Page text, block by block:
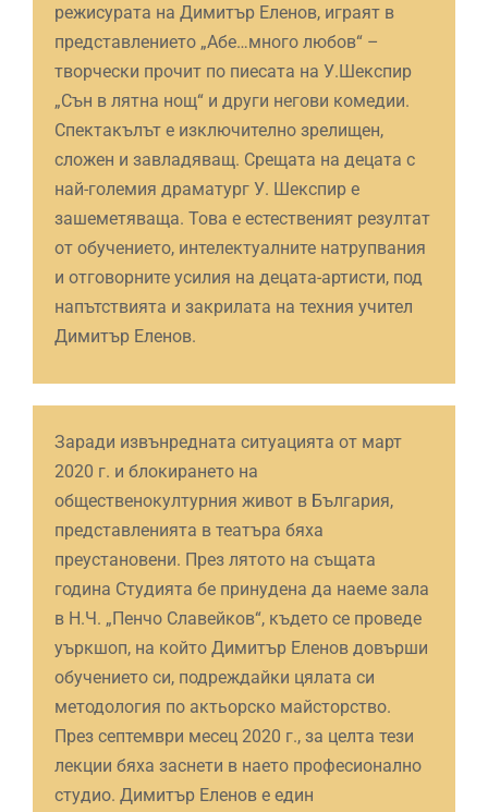
режисурата на Димитър Еленов, играят в
представлението „Абе…много любов“ –
творчески прочит по пиесата на У.Шекспир
„Сън в лятна нощ“ и други негови комедии.
Спектакълът е изключително зрелищен,
сложен и завладяващ. Срещата на децата с
най-големия драматург У. Шекспир е
зашеметяваща. Това е естественият резултат
от обучението, интелектуалните натрупвания
и отговорните усилия на децата-артисти, под
напътствията и закрилата на техния учител
Димитър Еленов.
Заради извънредната ситуацията от март
2020 г. и блокирането на
общественокултурния живот в България,
представленията в театъра бяха
преустановени. През лятото на същата
година Студията бе принудена да наеме зала
в Н.Ч. „Пенчо Славейков“, където се проведе
уъркшоп, на който Димитър Еленов довърши
обучението си, подреждайки цялата си
методология по актьорско майсторство.
През септември месец 2020 г., за целта тези
лекции бяха заснети в наето професионално
студио. Димитър Еленов е един